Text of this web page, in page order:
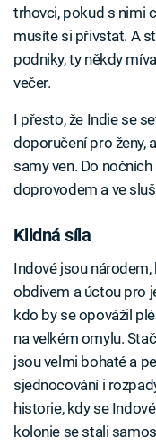
trhovci, pokud s nimi
musíte si přivstat. A
podniky, ty někdy
večer.
I přesto, že Indie se
doporučení pro ženy,
samy ven. Do
doprovodem a ve
Klidná síla
Indové jsou
obdivem a úctou pro
kdo by se opovážil
na velkém omylu.
jsou velmi bohaté a
sjednocování i
historie, kdy se
kolonie se stali